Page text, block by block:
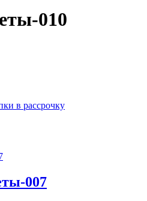
010
в рассрочку
007